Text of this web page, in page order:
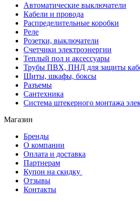
Автоматические выключатели
Кабели и провода
Распределительные коробки
Реле
Розетки, выключатели
Счетчики электроэнергии
Теплый пол и аксессуары
Трубы ПВХ, ПНД для защиты
Щиты, шкафы, боксы
Разъемы
Сантехника
Система штекерного монтажа
Магазин
Бренды
О компании
Оплата и доставка
Партнерам
Купон на скидку
Отзывы
Контакты